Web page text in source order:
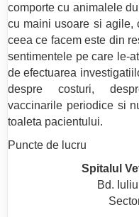
comporte cu animalele
cu maini usoare si agile,
ceea ce facem este din
sentimentele pe care le-
de efectuarea
despre costuri,
vaccinarile periodice si
toaleta pacientului.
Puncte de lucru
Spitalul
Bd.